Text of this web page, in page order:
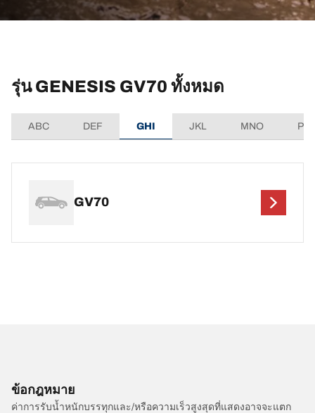
รุ่น GENESIS GV70 ทั้งหมด
ABC DEF GHI JKL MNO
GV70
ข้อกฎหมาย
ค่าการรับน้ำหนักบรรทุกและ/หรือความเร็วสูงสุดที่แสดงอาจจะแตก